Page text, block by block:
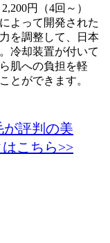
円（4回～）
よって開発された
を調整して、日本
冷却装置が付いて
肌への負担を軽
とができます。
評判の美
こちら>>